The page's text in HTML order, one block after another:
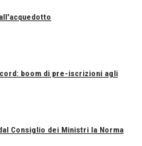
boom di pre-iscrizioni agli
Consiglio dei Ministri la Norma